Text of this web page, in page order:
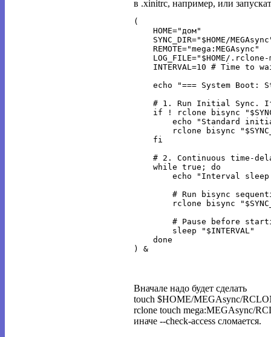
в .xinitrc, например, или
(
    HOME="дом"
SYNC_DIR="$HOME/
    REMOTE="mega:MEGAsync"
LOG_FILE="$HOME/
INTERVAL=10 # Time to
echo "=== System Boot:
# 1. Run Initial Sync.
if ! rclone bisync
echo "Standard
rclone bisync
    fi
# 2. Continuous time-
    while true; do
echo "Interval
# Run bisync
rclone bisync
# Pause before
        sleep "$INTERVAL"
    done
Вначале надо будет сделать
touch $HOME/MEGAsync/
rclone touch mega:MEGAsync/
иначе --check-access сломается.